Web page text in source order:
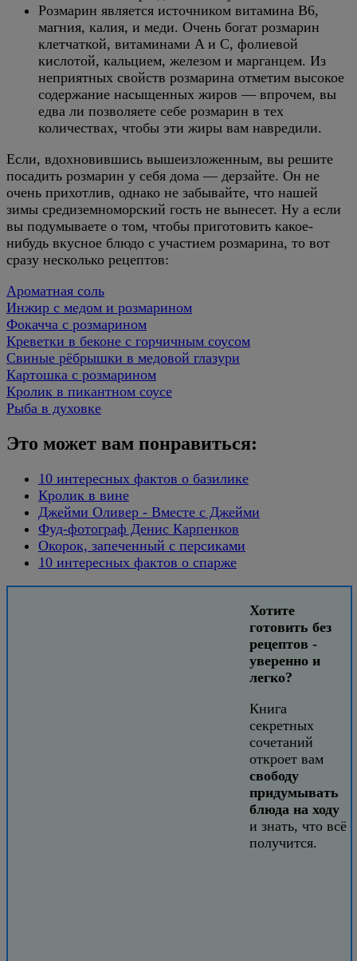
Розмарин является источником витамина B6,
магния, калия, и меди. Очень богат розмарин
клетчаткой, витаминами A и C, фолиевой
кислотой, кальцием, железом и марганцем. Из
неприятных свойств розмарина отметим высокое
содержание насыщенных жиров — впрочем, вы
едва ли позволяете себе розмарин в тех
количествах, чтобы эти жиры вам навредили.
Если, вдохновившись вышеизложенным, вы решите
посадить розмарин у себя дома — дерзайте. Он не
очень прихотлив, однако не забывайте, что нашей
зимы средиземноморский гость не вынесет. Ну а если
вы подумываете о том, чтобы приготовить какое-
нибудь вкусное блюдо с участием розмарина, то вот
сразу несколько рецептов:
Ароматная соль
Инжир с медом и розмарином
Фокачча с розмарином
Креветки в беконе с горчичным соусом
Свиные рёбрышки в медовой глазури
Картошка с розмарином
Кролик в пикантном соусе
Рыба в духовке
Это может вам понравиться:
10 интересных фактов о базилике
Кролик в вине
Джейми Оливер - Вместе с Джейми
Фуд-фотограф Денис Карпенков
Окорок, запеченный с персиками
10 интересных фактов о спарже
Хотите
готовить без
рецептов -
уверенно и
легко?
Книга
секретных
сочетаний
откроет вам
свободу
придумывать
блюда на ходу
и знать, что всё
получится.